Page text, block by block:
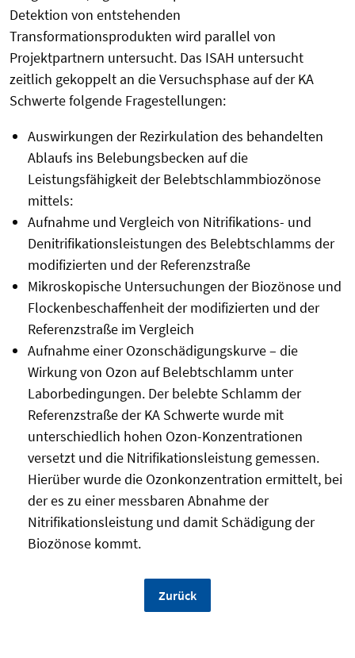
Detektion von entstehenden
Transformationsprodukten wird parallel von
Projektpartnern untersucht. Das ISAH untersucht
zeitlich gekoppelt an die Versuchsphase auf der KA
Schwerte folgende Fragestellungen:
Auswirkungen der Rezirkulation des behandelten
Ablaufs ins Belebungsbecken auf die
Leistungsfähigkeit der Belebtschlammbiozönose
mittels:
Aufnahme und Vergleich von Nitrifikations- und
Denitrifikationsleistungen des Belebtschlamms der
modifizierten und der Referenzstraße
Mikroskopische Untersuchungen der Biozönose und
Flockenbeschaffenheit der modifizierten und der
Referenzstraße im Vergleich
Aufnahme einer Ozonschädigungskurve – die
Wirkung von Ozon auf Belebtschlamm unter
Laborbedingungen. Der belebte Schlamm der
Referenzstraße der KA Schwerte wurde mit
unterschiedlich hohen Ozon-Konzentrationen
versetzt und die Nitrifikationsleistung gemessen.
Hierüber wurde die Ozonkonzentration ermittelt, bei
der es zu einer messbaren Abnahme der
Nitrifikationsleistung und damit Schädigung der
Biozönose kommt.
Zurück